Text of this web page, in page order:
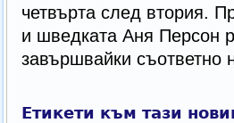
четвърта след втория.
и шведката Аня Персон
завършвайки съответно
Етикети към тази